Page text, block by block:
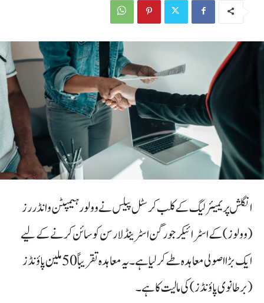
انگلش پریمیئر لیگ کے کلب کرسٹل پیلس نے وولور ہیمپٹن وانڈررز
(وولوز) کے اسٹرائیکر جورگن اسٹرینڈ لارسن کو سائن کرنے کے لیے
ایک بڑا اصولی معاہدہ طے کر لیا ہے۔ یہ معاہدہ تقریباً 50 ملین پاؤنڈز
(برطانوی پاؤنڈز) کی مالیت کا ہے۔